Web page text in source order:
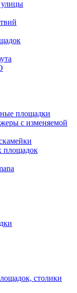
улицы
площадки
с изменяемой
площадок
столики